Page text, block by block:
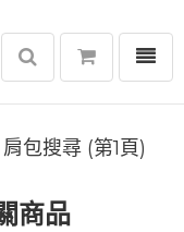
選單
肩包搜尋 (第1頁)
商品